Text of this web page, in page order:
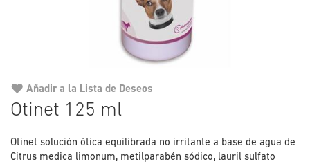
Otinet 125 ml
Otinet solución ótica equilibrada no irritante a base de agua de
Citrus medica limonum, metilparabén sódico, lauril sulfato
Añadir a la Lista de Deseos
de
la